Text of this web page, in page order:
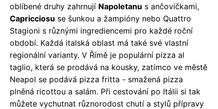
oblíbené druhy zahrnují Napoletanu s ančovičkami,
Capricciosu se šunkou a žampióny nebo Quattro
Stagioni s různými ingrediencemi pro každé roční
období. Každá italská oblast má také své vlastní
regionální varianty. V Římě je populární pizza al
taglio, která se prodává na kousky, zatímco ve městě
Neapol se podává pizza fritta - smažená pizza
plněná ricottou a salám. Při cestování po Itálii si tak
můžete vychutnat různorodost chutí a stylů přípravy